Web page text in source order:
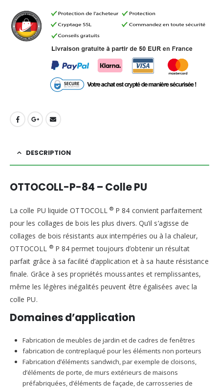
DESCRIPTION
OTTOCOLL-P-84 – Colle PU
La colle PU liquide OTTOCOLL® P 84 convient parfaitement
pour les collages de bois les plus divers. Qu’il s’agisse de
collages de bois résistants aux intempéries ou à la chaleur,
OTTOCOLL ®P 84 permet toujours d’obtenir un résultat
parfait grâce à sa facilité d’application et à sa haute résistance
finale. Grâce à ses propriétés moussantes et remplissantes,
même les légères inégalités peuvent être égalisées avec la
colle PU.
Domaines d’application
Fabrication de meubles de jardin et de cadres de fenêtres
fabrication de contreplaqué pour les éléments non porteurs
Fabrication d’éléments sandwich, par exemple de cloisons,
d’éléments de porte, de murs extérieurs de maisons
préfabriquées, d’éléments de façade, de carrosseries de